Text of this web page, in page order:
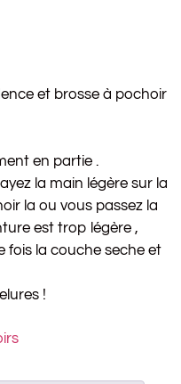
et brosse à pochoir
en partie .
la main légère sur la
la ou vous passez la
est trop légère ,
fois la couche seche et
!